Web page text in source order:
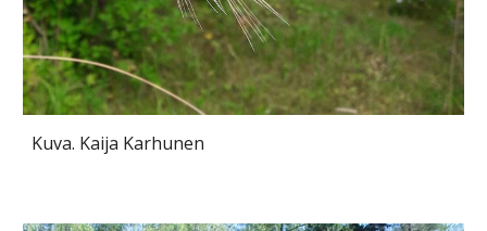
Kuva. Kaija Karhunen